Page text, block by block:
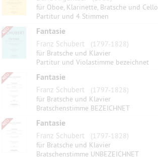
für Oboe, Klarinette, Bratsche und Cello
Partitur und 4 Stimmen
Fantasie
Franz Schubert
(1797-1828)
für Bratsche und Klavier
Partitur und Violastimme bezeichnet
Fantasie
Franz Schubert
(1797-1828)
für Bratsche und Klavier
Bratschenstimme BEZEICHNET
Fantasie
Franz Schubert
(1797-1828)
für Bratsche und Klavier
Bratschenstimme UNBEZEICHNET